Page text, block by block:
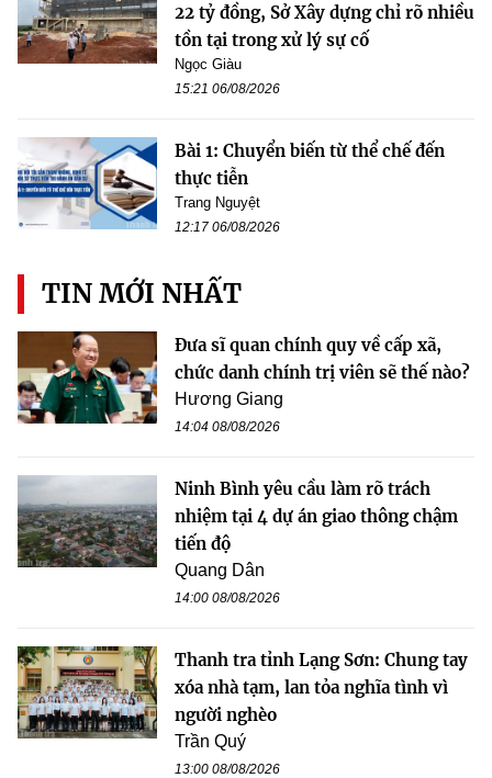
22 tỷ đồng, Sở Xây dựng chỉ rõ nhiều
tồn tại trong xử lý sự cố
Ngọc Giàu
15:21 06/08/2026
Bài 1: Chuyển biến từ thể chế đến
thực tiễn
Trang Nguyệt
12:17 06/08/2026
TIN MỚI NHẤT
Đưa sĩ quan chính quy về cấp xã,
chức danh chính trị viên sẽ thế nào?
Hương Giang
14:04 08/08/2026
Ninh Bình yêu cầu làm rõ trách
nhiệm tại 4 dự án giao thông chậm
tiến độ
Quang Dân
14:00 08/08/2026
Thanh tra tỉnh Lạng Sơn: Chung tay
xóa nhà tạm, lan tỏa nghĩa tình vì
người nghèo
Trần Quý
13:00 08/08/2026